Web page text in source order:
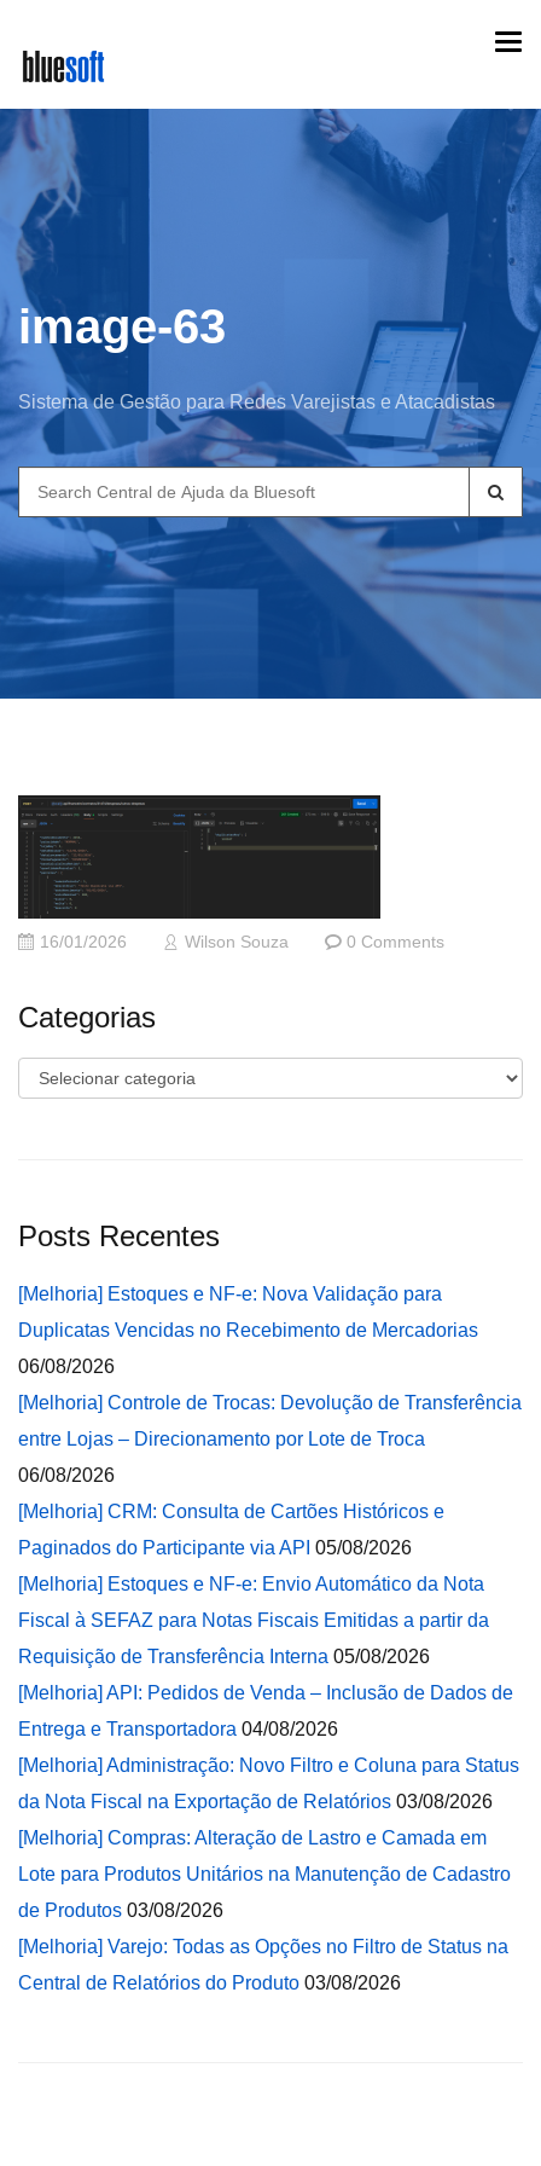
main
content
image-63
Sistema de Gestão para Redes Varejistas e Atacadistas
Search
for:
16/01/2026 Wilson Souza 0 Comments
Categorias
Categorias
Posts Recentes
[Melhoria] Estoques e NF-e: Nova Validação para
Duplicatas Vencidas no Recebimento de Mercadorias
06/08/2026
[Melhoria] Controle de Trocas: Devolução de Transferência
entre Lojas – Direcionamento por Lote de Troca
06/08/2026
[Melhoria] CRM: Consulta de Cartões Históricos e
Paginados do Participante via API 05/08/2026
[Melhoria] Estoques e NF-e: Envio Automático da Nota
Fiscal à SEFAZ para Notas Fiscais Emitidas a partir da
Requisição de Transferência Interna 05/08/2026
[Melhoria] API: Pedidos de Venda – Inclusão de Dados de
Entrega e Transportadora 04/08/2026
[Melhoria] Administração: Novo Filtro e Coluna para Status
da Nota Fiscal na Exportação de Relatórios 03/08/2026
[Melhoria] Compras: Alteração de Lastro e Camada em
Lote para Produtos Unitários na Manutenção de Cadastro
de Produtos 03/08/2026
[Melhoria] Varejo: Todas as Opções no Filtro de Status na
Central de Relatórios do Produto 03/08/2026